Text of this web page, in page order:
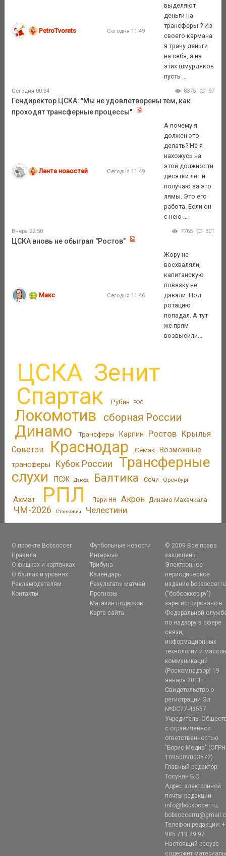
PetroTvorets Сегодня 11:49
выделяют
деньги на
трансферы ? Из
своего кармана
я трачу деньги
на себя, а на
этих шмурдяков
пусть ...
Сегодня 00:34 8375 97
Гендиректор ЦСКА: "Мы не удовлетворены тем, как
проходят трансферные процессы"
Лента новостей Сегодня 11:49
А почему я
должен это
делать? Не я
нахожусь на
этой должности
десятки лет и
получаю за это
лямы. Это его
работа. Если он
с нею ...
Вчера 22:50 7765 301
ЦСКА вновь не обыграл "Ростов"
Макс Сегодня 11:46
Жору не
восхваляли,
капитанскую
повязку не
давали. Под
ротацию
попадал. А тут
же прям
возвысили...
ЦСКА Зенит
Спартак Рубин РФС
Локомотив сборная России
Динамо Трансферы Карпин Ростов Крылья
Советов
Краснодар Семак Возможные
трансферы
Кубок России
Трансферные
слухи
ПСЖ Дзюба Балтика Сочи Оренбург
Ахмат РПЛ Пари НН Акрон Динамо Махачкала
ЧМ-2026 Станкович Челестини
О проекте Bobsoccer
Правила
О фишках и карточках
О баллах и уровнях
Рекламодателям
Контакты
Футбольные новости
Интервью
Трибуна
Календарь
Результаты матчей
Прогнозы
Магазин подарков
Карта сайта
© 2009 Все права
защищены.
Электронное
периодическое
издание bobsoccer.ru
("бобсоккер.ру")
зарегистрировано в
Федеральной
по надзору в сфере
связи,
информационных
технологий и
коммуникаций
(Роскомнадзор) 19
января 2011г.
Свидетельство о
регистрации Эл
№ФС77-43557.
Учредитель:
с ограниченной
ответственностью
"Борис-Медиа" (ОГРН
1095009003572)
Главный редактор:
Тосунян Б.С.
Адрес электронной
почты редакции:
info@bobsoccer.ru;
Телефон редакции:
985 719 29 97
Настоящий ресурс
содержит